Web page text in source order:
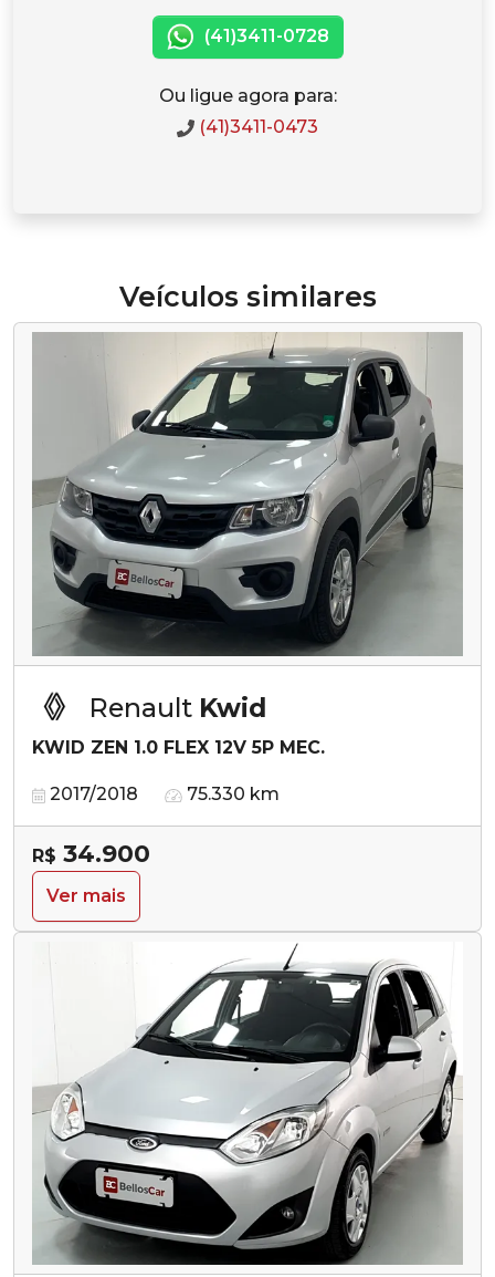
(41)3411-0728
Ou ligue agora para:
(41)3411-0473
Veículos similares
Renault Kwid
KWID ZEN 1.0 FLEX 12V 5P MEC.
2017/2018 75.330 km
R$ 34.900
Ver mais